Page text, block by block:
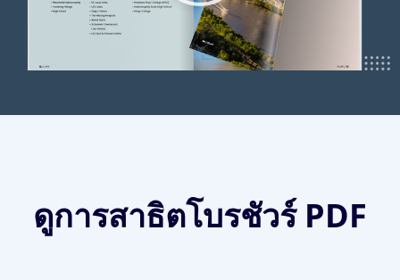
ดูการสาธิตโบรชัวร์ PDF